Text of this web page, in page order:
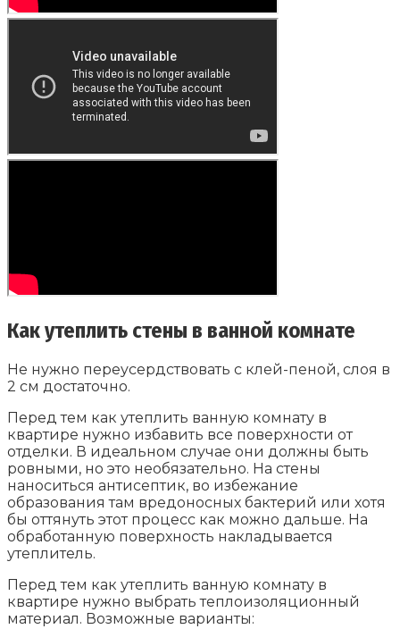
Как утеплить стены в ванной комнате
Не нужно переусердствовать с клей-пеной, слоя в
2 см достаточно.
Перед тем как утеплить ванную комнату в
квартире нужно избавить все поверхности от
отделки. В идеальном случае они должны быть
ровными, но это необязательно. На стены
наноситься антисептик, во избежание
образования там вредоносных бактерий или хотя
бы оттянуть этот процесс как можно дальше. На
обработанную поверхность накладывается
утеплитель.
Перед тем как утеплить ванную комнату в
квартире нужно выбрать теплоизоляционный
материал. Возможные варианты: